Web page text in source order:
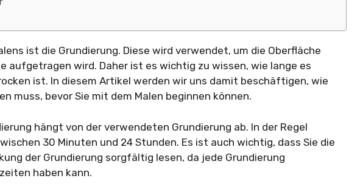
ist die Grundierung. Diese wird verwendet, um die Oberfläche
aufgetragen wird. Daher ist es wichtig zu wissen, wie lange es
ist. In diesem Artikel werden wir uns damit beschäftigen, wie
muss, bevor Sie mit dem Malen beginnen können.
hängt von der verwendeten Grundierung ab. In der Regel
30 Minuten und 24 Stunden. Es ist auch wichtig, dass Sie die
der Grundierung sorgfältig lesen, da jede Grundierung
haben kann.